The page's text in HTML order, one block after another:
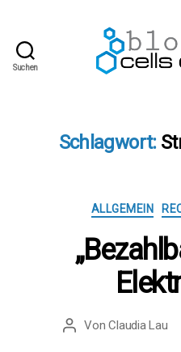
Suchen
Schlagwort:
ALLGEMEIN
Beitragsautor
VonClaudia Lau